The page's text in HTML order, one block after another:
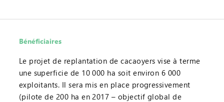
Bénéficiaires
Le projet de replantation de cacaoyers vise à terme
une superficie de 10 000 ha soit environ 6 000
exploitants. Il sera mis en place progressivement
(pilote de 200 ha en 2017 – objectif global de